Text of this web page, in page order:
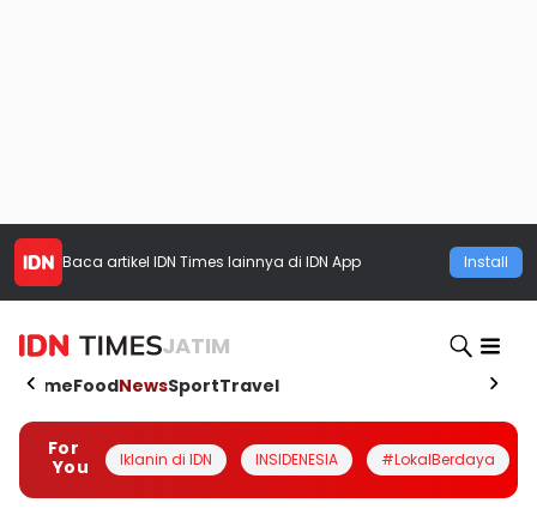
Baca artikel IDN Times lainnya di IDN App Install
JATIM
HomeFoodNewsSportTravel
For
You
Iklanin di IDN INSIDENESIA #LokalBerdaya